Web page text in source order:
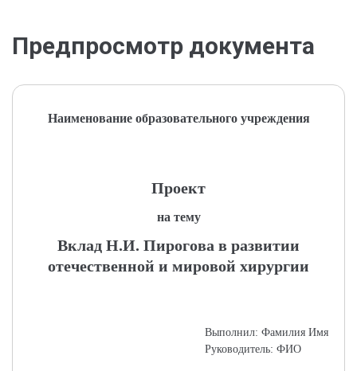
Предпросмотр документа
Наименование образовательного учреждения
Проект
на тему
Вклад Н.И. Пирогова в развитии
отечественной и мировой хирургии
Выполнил: Фамилия Имя
Руководитель: ФИО